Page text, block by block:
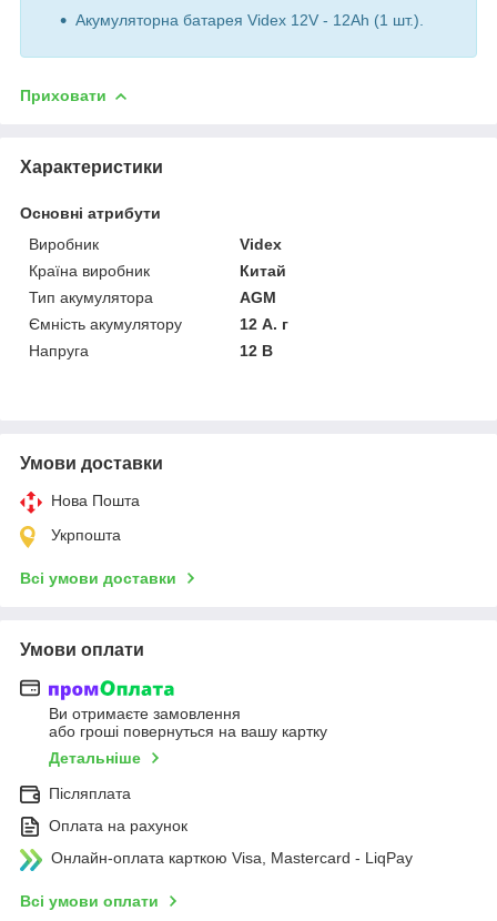
Акумуляторна батарея Videx 12V - 12Ah (1 шт.).
Приховати
Характеристики
Основні атрибути
Виробник
Videx
Країна виробник
Китай
Тип акумулятора
AGM
Ємність акумулятору
12 А. г
Напруга
12 В
Умови доставки
Нова Пошта
Укрпошта
Всі умови доставки
Умови оплати
Ви отримаєте замовлення
або гроші повернуться на вашу картку
Детальніше
Післяплата
Оплата на рахунок
Онлайн-оплата карткою Visa, Mastercard - LiqPay
Всі умови оплати